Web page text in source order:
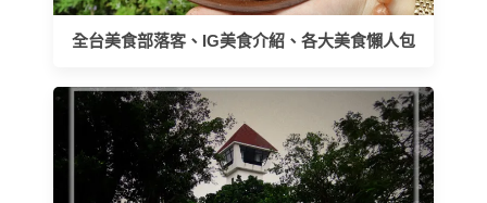
全台美食部落客、IG美食介紹、各大美食懶人包